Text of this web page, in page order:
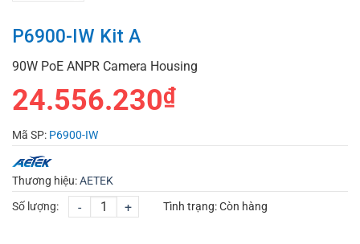
P6900-IW Kit A
90W PoE ANPR Camera Housing
24.556.230₫
Mã SP: P6900-IW
Thương hiệu:AETEK
Số lượng:
- + Tình trạng:Còn hàng